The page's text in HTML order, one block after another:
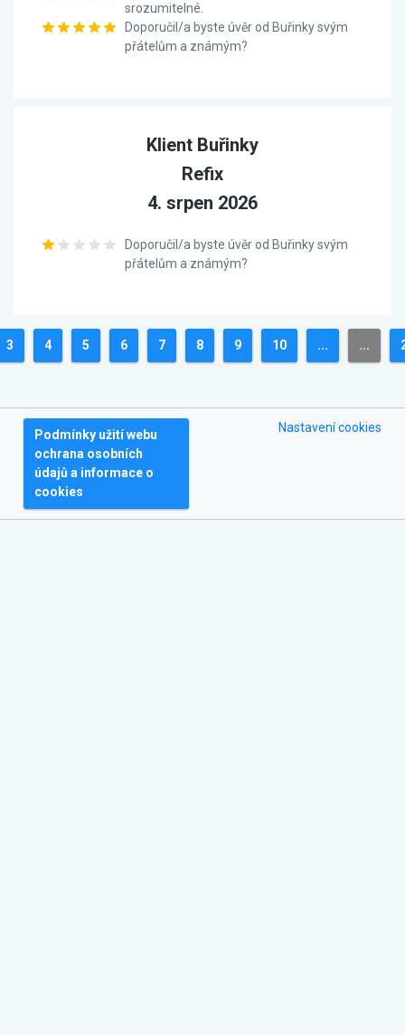
srozumitelné.
Doporučil/a byste úvěr od Buřinky svým
přátelům a známým?
Klient Buřinky
Refix
4. srpen 2026
Doporučil/a byste úvěr od Buřinky svým
přátelům a známým?
3 4 5 6 7 8 9 10 ... ...
Podmínky užití webu
ochrana osobních
údajů a informace o
cookies
Nastavení cookies